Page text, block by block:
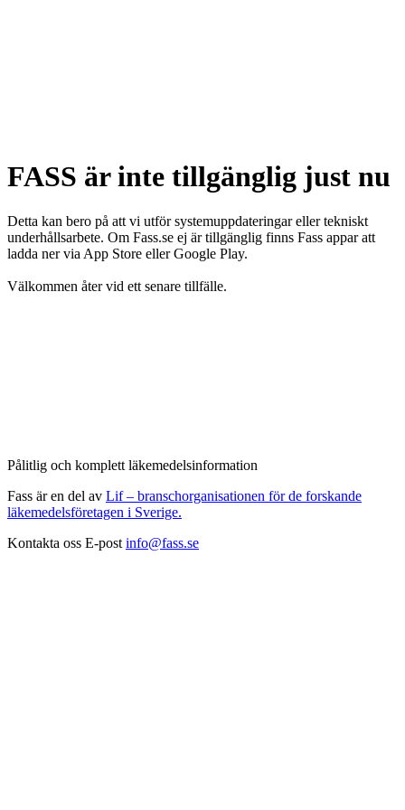
FASS är inte tillgänglig just nu
Detta kan bero på att vi utför systemuppdateringar eller tekniskt
underhållsarbete. Om Fass.se ej är tillgänglig finns Fass appar att
ladda ner via App Store eller Google Play.
Välkommen åter vid ett senare tillfälle.
Pålitlig och komplett läkemedelsinformation
Fass är en del av Lif – branschorganisationen för de forskande
läkemedelsföretagen i Sverige.
Kontakta oss E-post info@fass.se